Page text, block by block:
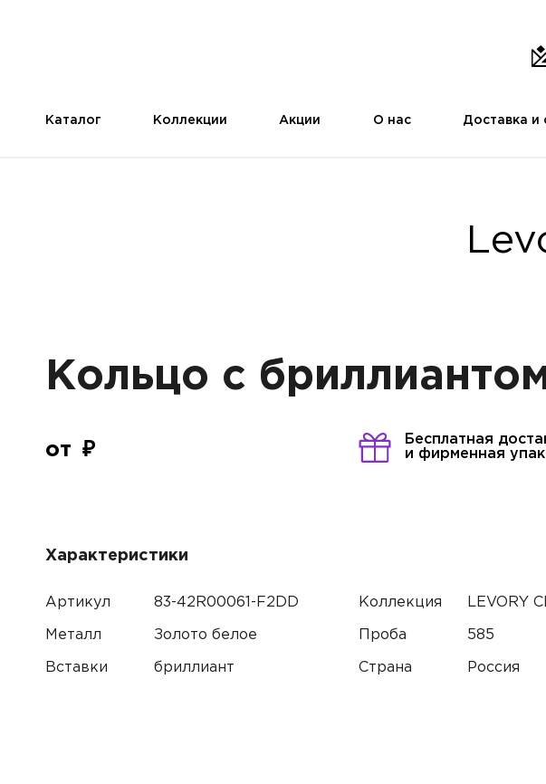
Каталог Коллекции Акции О нас Доставка и
Кольцо с
от
Бесплатная
и фирменная
Характеристики
Артикул 83-42R00061-F2DD Коллекция LEVORY
Металл Золото белое Проба 585
Вставки бриллиант Страна Россия